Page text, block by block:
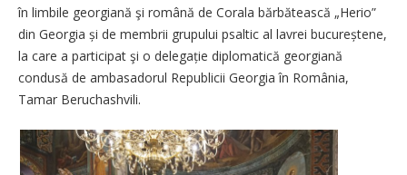
în limbile georgiană şi română de Corala bărbătească „Herio”
din Georgia și de membrii grupului psaltic al lavrei bucureștene,
la care a participat şi o delegație diplomatică georgiană
condusă de ambasadorul Republicii Georgia în România,
Tamar Beruchashvili.